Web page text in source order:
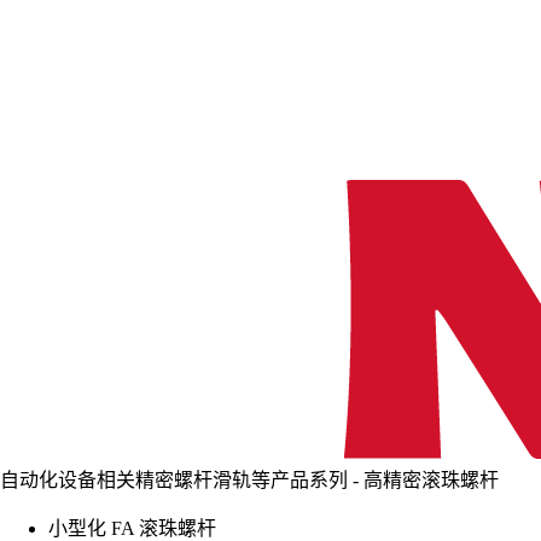
自动化设备相关精密螺杆滑轨等产品系列 - 高精密滚珠螺杆
小型化 FA 滚珠螺杆